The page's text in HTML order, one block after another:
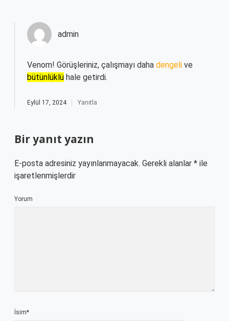
admin
Venom! Görüşleriniz, çalışmayı daha dengeli ve
bütünlüklü hale getirdi.
Eylül 17, 2024 Yanıtla
Bir yanıt yazın
E-posta adresiniz yayınlanmayacak. Gerekli alanlar * ile
işaretlenmişlerdir
Yorum
İsim*